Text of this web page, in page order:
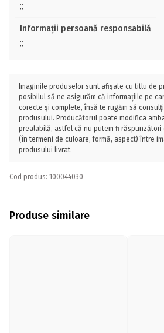
;;
Informații persoană responsabilă
;;
Imaginile produselor sunt afișate cu titlu de
posibilul să ne asigurăm că informațiile pe
corecte și complete, însă te rugăm să
produsului. Producătorul poate modifica
prealabilă, astfel că nu putem fi
(în termeni de culoare, formă, aspect) între
produsului livrat.
Cod produs: 100044030
Produse similare